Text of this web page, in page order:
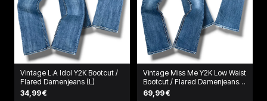
Vintage L.A Idol Y2K Bootcut /
Flared Damenjeans (L)
34,99 €
Vintage Miss Me Y2K Low Waist
Bootcut / Flared Damenjeans
(L)
69,99 €